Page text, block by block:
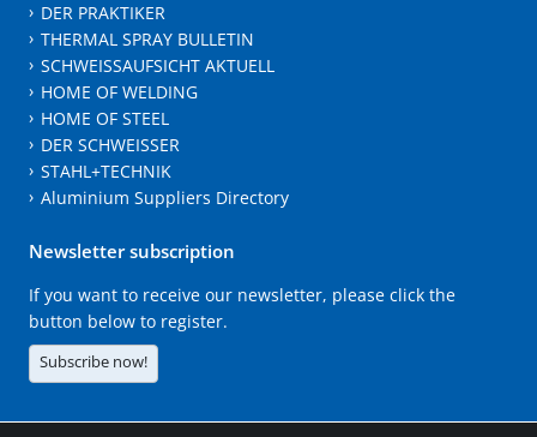
DER PRAKTIKER
THERMAL SPRAY BULLETIN
SCHWEISSAUFSICHT AKTUELL
HOME OF WELDING
HOME OF STEEL
DER SCHWEISSER
STAHL+TECHNIK
Aluminium Suppliers Directory
Newsletter subscription
If you want to receive our newsletter, please click the
button below to register.
Subscribe now!